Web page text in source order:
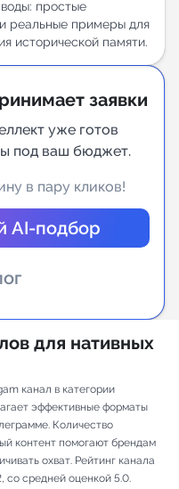
в Telegram
простые
реальные примеры для
исторической памяти.
заявки
уже готов
под ваш бюджет.
в пару кликов!
AI-подбор
для нативных
канал в категории
эффективные форматы
Количество
контент помогают брендам
охват. Рейтинг канала
со средней оценкой 5.0.